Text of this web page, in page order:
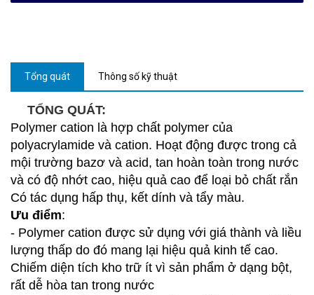
Tổng quát Thông số kỹ thuật
TỔNG QUÁT:
Polymer cation là hợp chất polymer của
polyacrylamide và cation. Hoạt động được trong cả
mội trường bazơ và acid, tan hoàn toàn trong nước
và có độ nhớt cao, hiệu quả cao để loại bỏ chất rắn
Có tác dụng hấp thụ, kết dính và tẩy màu.
Ưu điểm:
- Polymer cation được sử dụng với giá thành và liều
lượng thấp do đó mang lại hiệu quả kinh tế cao.
Chiếm diện tích kho trữ ít vì sản phẩm ở dạng bột,
rất dễ hòa tan trong nước